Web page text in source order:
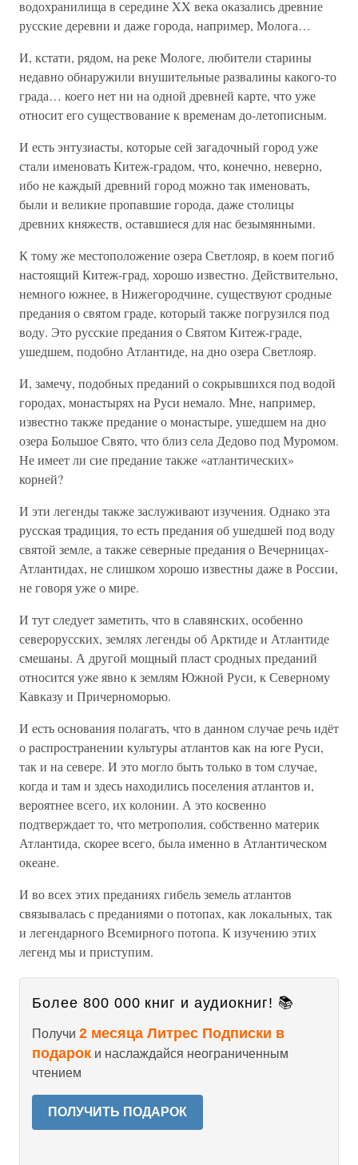
водохранилища в середине XX века оказались древние
русские деревни и даже города, например, Молога…
И, кстати, рядом, на реке Мологе, любители старины
недавно обнаружили внушительные развалины какого-то
града… коего нет ни на одной древней карте, что уже
относит его существование к временам до-летописным.
И есть энтузиасты, которые сей загадочный город уже
стали именовать Китеж-градом, что, конечно, неверно,
ибо не каждый древний город можно так именовать,
были и великие пропавшие города, даже столицы
древних княжеств, оставшиеся для нас безымянными.
К тому же местоположение озера Светлояр, в коем погиб
настоящий Китеж-град, хорошо известно. Действительно,
немного южнее, в Нижегородчине, существуют сродные
предания о святом граде, который также погрузился под
воду. Это русские предания о Святом Китеж-граде,
ушедшем, подобно Атлантиде, на дно озера Светлояр.
И, замечу, подобных преданий о сокрывшихся под водой
городах, монастырях на Руси немало. Мне, например,
известно также предание о монастыре, ушедшем на дно
озера Большое Свято, что близ села Дедово под Муромом.
Не имеет ли сие предание также «атлантических»
корней?
И эти легенды также заслуживают изучения. Однако эта
русская традиция, то есть предания об ушедшей под воду
святой земле, а также северные предания о Вечерницах-
Атлантидах, не слишком хорошо известны даже в России,
не говоря уже о мире.
И тут следует заметить, что в славянских, особенно
северорусских, землях легенды об Арктиде и Атлантиде
смешаны. А другой мощный пласт сродных преданий
относится уже явно к землям Южной Руси, к Северному
Кавказу и Причерноморью.
И есть основания полагать, что в данном случае речь идёт
о распространении культуры атлантов как на юге Руси,
так и на севере. И это могло быть только в том случае,
когда и там и здесь находились поселения атлантов и,
вероятнее всего, их колонии. А это косвенно
подтверждает то, что метрополия, собственно материк
Атлантида, скорее всего, была именно в Атлантическом
океане.
И во всех этих преданиях гибель земель атлантов
связывалась с преданиями о потопах, как локальных, так
и легендарного Всемирного потопа. К изучению этих
легенд мы и приступим.
Более 800 000 книг и аудиокниг! 📚
Получи 2 месяца Литрес Подписки в
подарок и наслаждайся неограниченным
чтением
ПОЛУЧИТЬ ПОДАРОК